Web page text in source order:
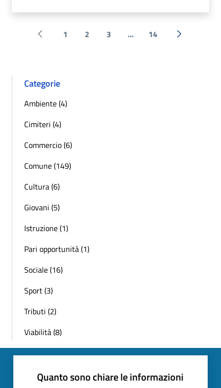
Pagina precedente
1 2 3 ... 14 Successiva
Categorie
Ambiente (4)
Cimiteri (4)
Commercio (6)
Comune (149)
Cultura (6)
Giovani (5)
Istruzione (1)
Pari opportunità (1)
Sociale (16)
Sport (3)
Tributi (2)
Viabilità (8)
Quanto sono chiare le informazioni